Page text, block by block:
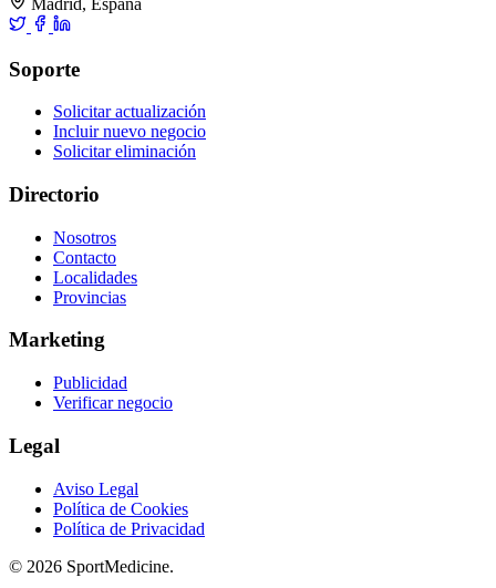
Soporte
Solicitar actualización
Incluir nuevo negocio
Solicitar eliminación
Directorio
Nosotros
Contacto
Localidades
Provincias
Marketing
Publicidad
Verificar negocio
Legal
Aviso Legal
Política de Cookies
Política de Privacidad
© 2026 SportMedicine.